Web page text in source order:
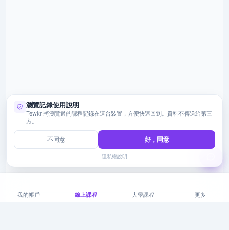
我的帳戶 線上課程 大學課程 更多
瀏覽記錄使用說明
Tewkr 將瀏覽過的課程記錄在這台裝置，方便快速回到。資料不傳送給第三
方。
不同意 好，同意
隱私權說明